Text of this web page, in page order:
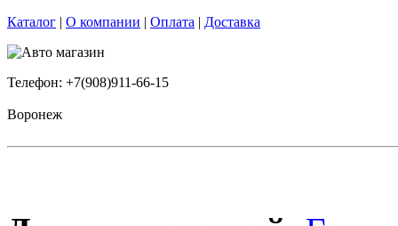
Каталог | О компании | Оплата | Доставка
Телефон: +7(908)911-66-15
Воронеж